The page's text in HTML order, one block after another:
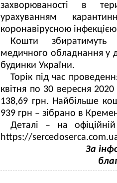
захворюваності в
урахуванням
коронавірусною
Кошти збиратимуть
медичного обладнання у
будинки України.
Торік під час
квітня по 30 вересня
138,69 грн. Найбільше
939 грн – зібрано в
Деталі – на
https://
За